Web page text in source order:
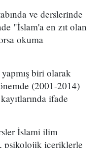
ve derslerinde
"İslam'a en zıt olan
okuma
biri olarak
(2001-2014)
ifade
İslami ilim
psikolojik içeriklerle